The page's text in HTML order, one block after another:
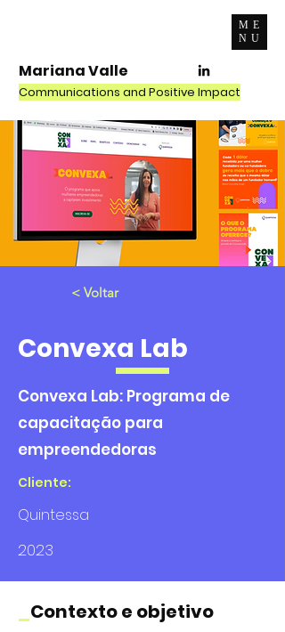
ME
NU
Mariana Valle
Communications and Positive Impact
< Voltar
Convexa Lab
Convexa Lab: Programa de
capacitação para
empreendedoras
Cliente:
Quintessa
2023
Contexto e objetivo